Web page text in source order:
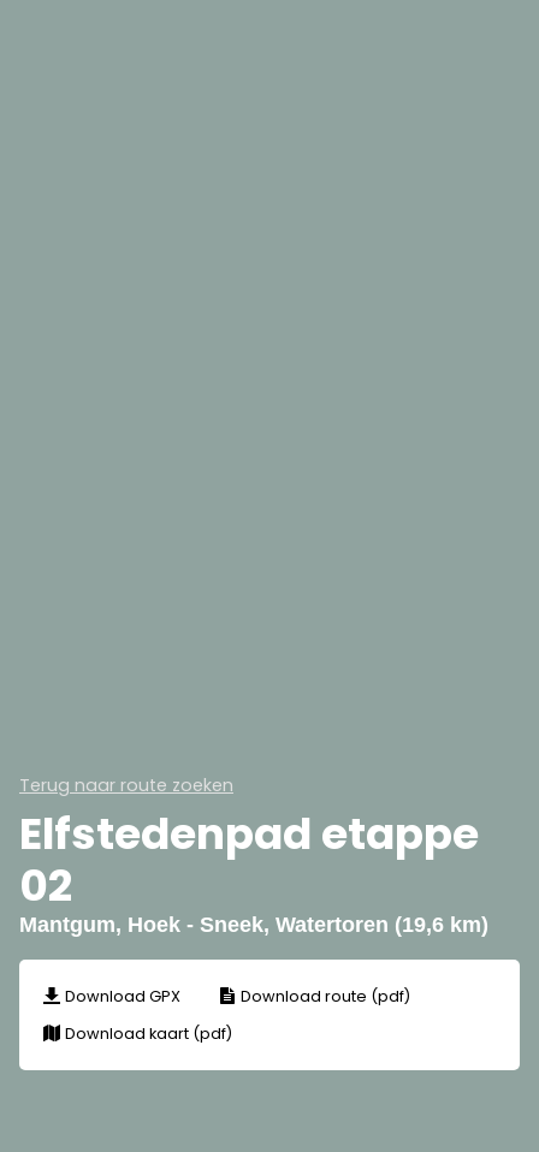
Terug naar route zoeken
Elfstedenpad etappe
02
Mantgum, Hoek - Sneek, Watertoren (19,6 km)
Download GPX
Download route (pdf)
Download kaart (pdf)